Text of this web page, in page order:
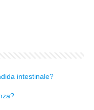
intestinale?